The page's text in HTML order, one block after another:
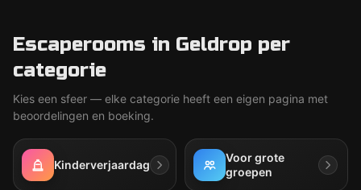
Escaperooms in Geldrop per
categorie
Kies een sfeer — elke categorie heeft een eigen pagina met
beoordelingen en boeking.
Kinderverjaardag
Voor grote
groepen